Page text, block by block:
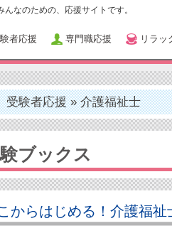
なのための、応援サイトです。
者応援 専門職応援 リラッ
受験者応援»介護福祉士
ブックス
からはじめる！介護福